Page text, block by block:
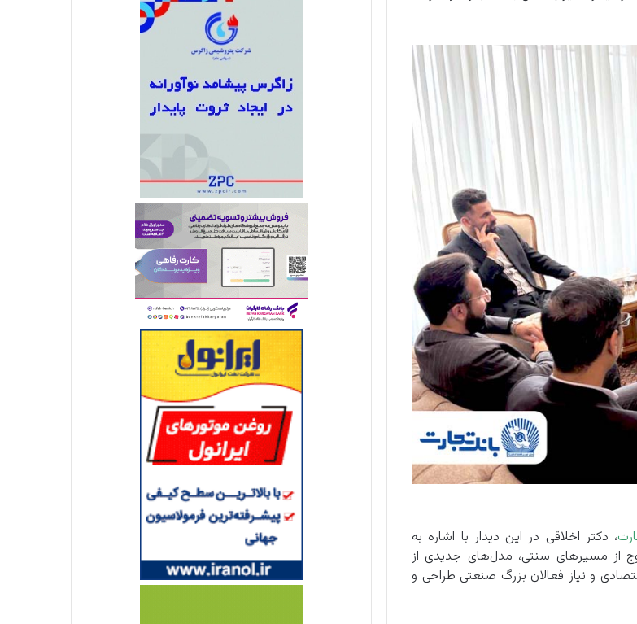
، دکتر اخلاقی در این دیدار با اشاره به
از مسیرهای سنتی، مدل‌های جدیدی از
و نیاز فعالان بزرگ صنعتی طراحی و